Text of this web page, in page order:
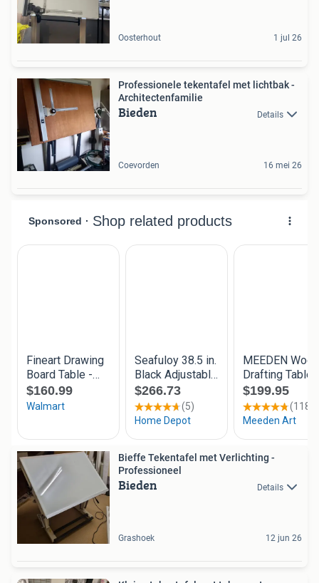
Oosterhout 1 jul 26
Professionele tekentafel met lichtbak -
Architectenfamilie
Bieden Details
Coevorden 16 mei 26
Bieffe Tekentafel met Verlichting -
Professioneel
Bieden Details
Grashoek 12 jun 26